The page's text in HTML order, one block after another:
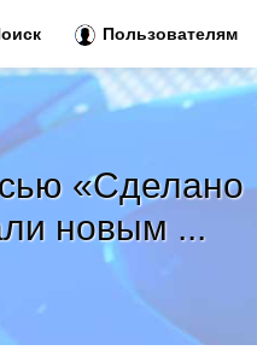
«Сделано
новым ...
Пользователям